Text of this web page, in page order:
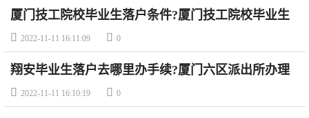
厦门技工院校毕业生落户条件?厦门技工院校毕业生
落户需要什么材料?
 2022-11-11 16:11:09  0
翔安毕业生落户去哪里办手续?厦门六区派出所办理
地点
 2022-11-11 16:10:19  0